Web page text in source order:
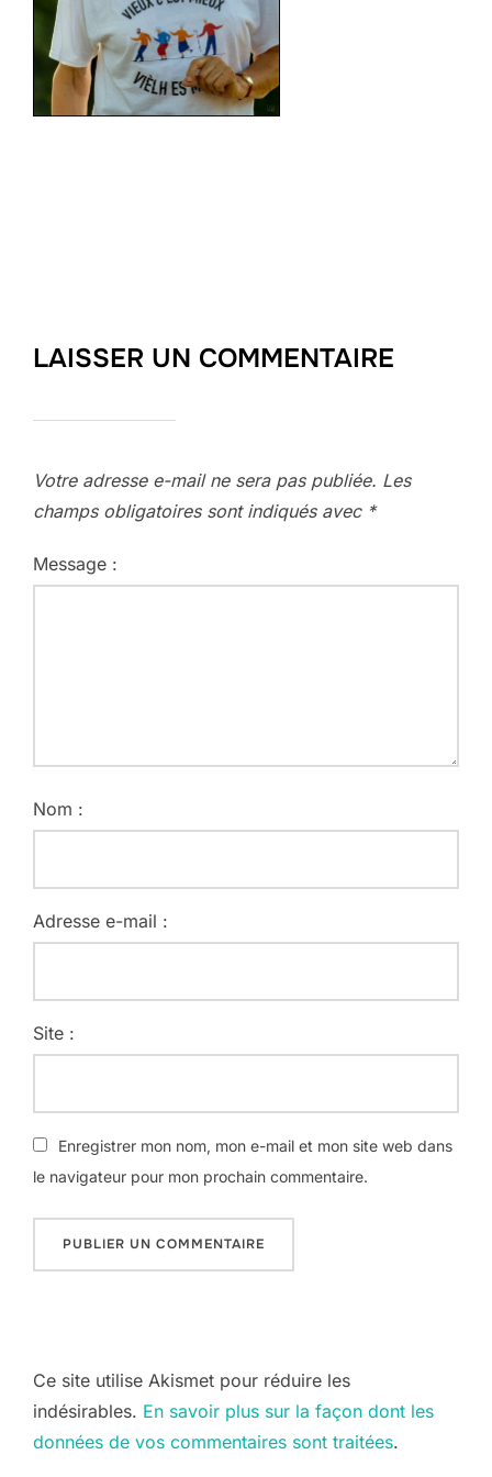
LAISSER UN COMMENTAIRE
Votre adresse e-mail ne sera pas publiée. Les
champs obligatoires sont indiqués avec *
Message :
Nom :
Adresse e-mail :
Site :
Enregistrer mon nom, mon e-mail et mon site web dans
le navigateur pour mon prochain commentaire.
Ce site utilise Akismet pour réduire les
indésirables. En savoir plus sur la façon dont les
données de vos commentaires sont traitées.